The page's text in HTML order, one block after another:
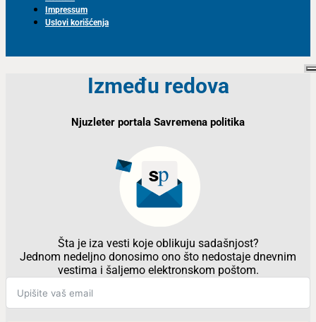
Impressum
Uslovi korišćenja
Između redova
Njuzleter portala Savremena politika
Šta je iza vesti koje oblikuju sadašnjost?
Jednom nedeljno donosimo ono što nedostaje dnevnim
vestima i šaljemo elektronskom poštom.